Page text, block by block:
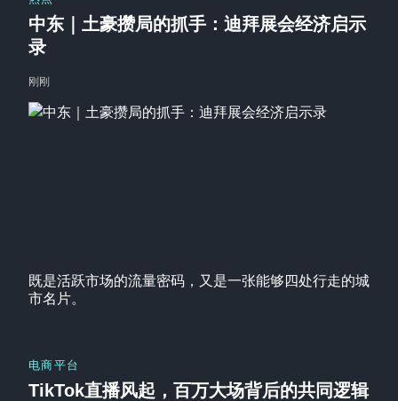
既是活跃市场的流量密码，又是一张能够四处行走的城
市名片。
中东｜土豪攒局的抓手：迪拜展会经济启示
录
刚刚
电商平台
TikTok直播风起，百万大场背后的共同逻辑